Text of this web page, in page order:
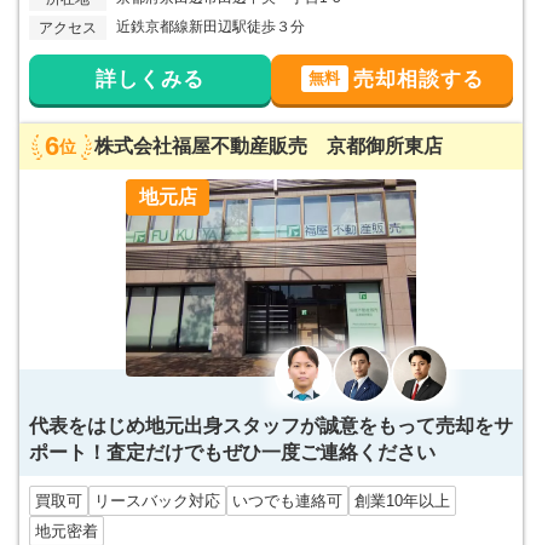
アクセス
近鉄京都線新田辺駅徒歩３分
詳しくみる 無料 売却相談する
6位 株式会社福屋不動産販売 京都御所東店
地元店
代表をはじめ地元出身スタッフが誠意をもって売却をサ
ポート！査定だけでもぜひ一度ご連絡ください
買取可 リースバック対応 いつでも連絡可
創業10年以上
地元密着